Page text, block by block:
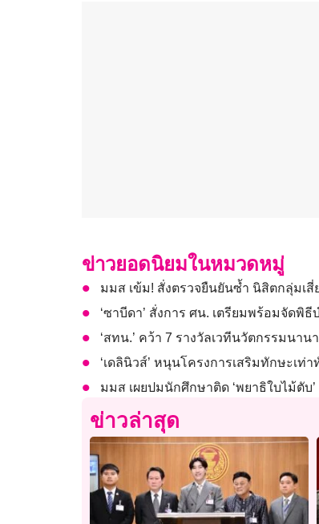
ข่าวยอดนิยมในหมวดหมู่
มมส เข้ม! สั่งตรวจยืนยันซ้ำ นิสิตกลุ่มเ
‘ซาบีดา’ สั่งการ ศน. เตรียมพร้อมจัดพิ
‘สทน.’ คว้า 7 รางวัลเวทีนวัตกรรมน
‘เดลินิวส์’ หนุนโครงการเสริมทักษะเ
มมส เผยปมนักศึกษาติด ‘พยาธิใบไม้ตับ
ข่าวล่าสุด